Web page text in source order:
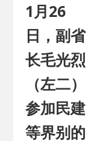
1月26
日，副省
长毛光烈
（左二）
参加民建
等界别的